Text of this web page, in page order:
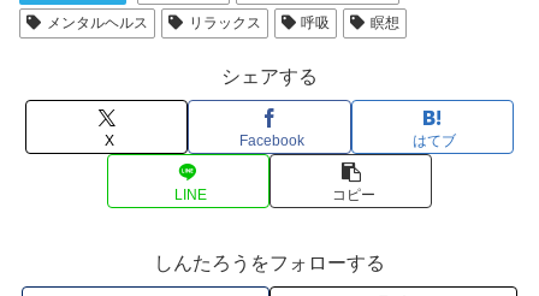
メンタルヘルス
リラックス 呼吸 瞑想
シェアする
X Facebook はてブ
LINE コピー
しんたろうをフォローする